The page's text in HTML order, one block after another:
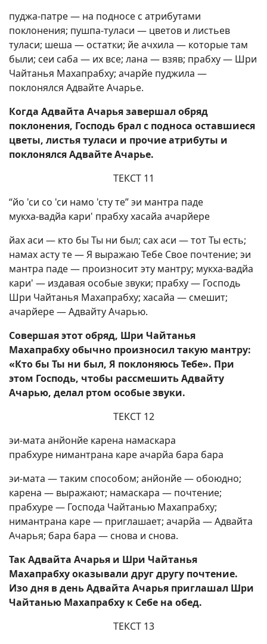
пуджа-патре — на подносе с атрибутами
поклонения; пушпа-туласи — цветов и листьев
туласи; шеша — остатки; йе ачхила — которые там
были; сеи саба — их все; лана — взяв; прабху — Шри
Чайтанья Махапрабху; ачарйе пуджила —
поклонялся Адвайте Ачарье.
Когда Адвайта Ачарья завершал обряд
поклонения, Господь брал с подноса оставшиеся
цветы, листья туласи и прочие атрибуты и
поклонялся Адвайте Ачарье.
ТЕКСТ 11
“йо 'си со 'си намо 'сту те” эи мантра паде
мукха-вадйа кари' прабху хасайа ачарйере
йах аси — кто бы Ты ни был; сах аси — тот Ты есть;
намах асту те — Я выражаю Тебе Свое почтение; эи
мантра паде — произносит эту мантру; мукха-вадйа
кари' — издавая особые звуки; прабху — Господь
Шри Чайтанья Махапрабху; хасайа — смешит;
ачарйере — Адвайту Ачарью.
Совершая этот обряд, Шри Чайтанья
Махапрабху обычно произносил такую мантру:
«Кто бы Ты ни был, Я поклоняюсь Тебе». При
этом Господь, чтобы рассмешить Адвайту
Ачарью, делал ртом особые звуки.
ТЕКСТ 12
эи-мата анйонйе карена намаскара
прабхуре нимантрана каре ачарйа бара бара
эи-мата — таким способом; анйонйе — обоюдно;
карена — выражают; намаскара — почтение;
прабхуре — Господа Чайтанью Махапрабху;
нимантрана каре — приглашает; ачарйа — Адвайта
Ачарья; бара бара — снова и снова.
Так Адвайта Ачарья и Шри Чайтанья
Махапрабху оказывали друг другу почтение.
Изо дня в день Адвайта Ачарья приглашал Шри
Чайтанью Махапрабху к Себе на обед.
ТЕКСТ 13